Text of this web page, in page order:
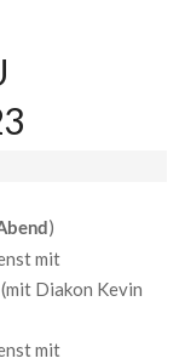
)
mit
Diakon Kevin
mit